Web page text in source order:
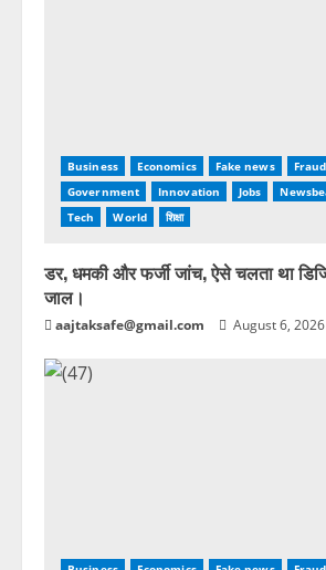
Business Economics Fake news
Government
Innovation Jobs
Tech
World शिक्षा
डर, धमकी और फर्जी जांच, ऐसे चलता था
जाल।
aajtaksafe@gmail.com August 6, 2026